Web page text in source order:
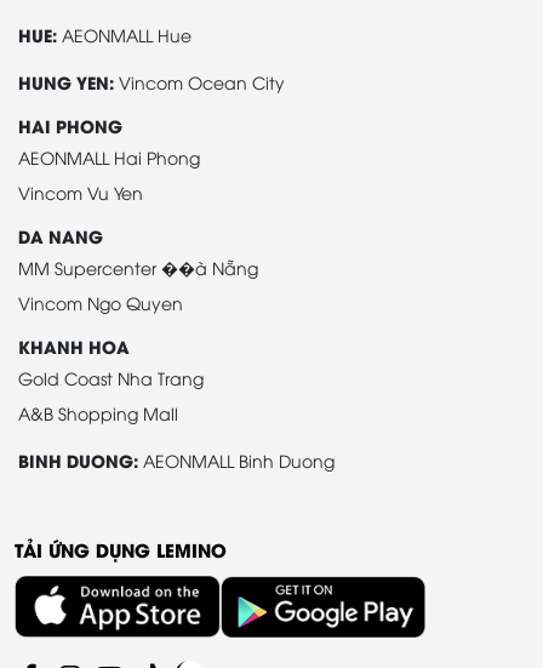
HUE: AEONMALL Hue
HUNG YEN: Vincom Ocean City
HAI PHONG
AEONMALL Hai Phong
Vincom Vu Yen
DA NANG
MM Supercenter ��à Nẵng
Vincom Ngo Quyen
KHANH HOA
Gold Coast Nha Trang
A&B Shopping Mall
BINH DUONG: AEONMALL Binh Duong
TẢI ỨNG DỤNG LEMINO